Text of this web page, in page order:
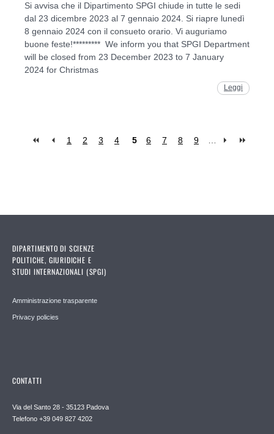
Si avvisa che il Dipartimento SPGI chiude in tutte le sedi
dal 23 dicembre 2023 al 7 gennaio 2024. Si riapre lunedì
8 gennaio 2024 con il consueto orario. Vi auguriamo
buone feste!********* We inform you that SPGI Department
will be closed from 23 December 2023 to 7 January
2024 for Christmas
Leggi
1 2 3 4 5 6 7 8 9
DIPARTIMENTO DI SCIENZE
POLITICHE, GIURIDICHE E
STUDI INTERNAZIONALI (SPGI)
Amministrazione trasparente
Privacy policies
CONTATTI
Via del Santo 28 - 35123 Padova
Telefono +39 049 827 4202